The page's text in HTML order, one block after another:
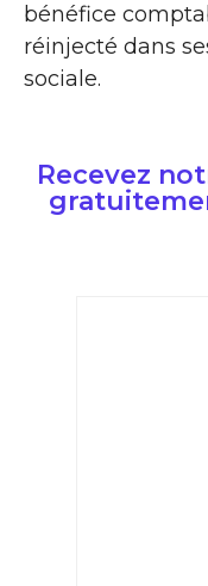
bénéfice
réinjecté dans
sociale.
Recevez